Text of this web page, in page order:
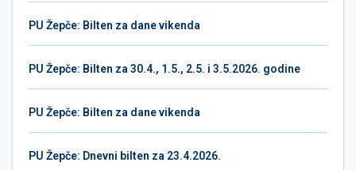
PU Žepče: Bilten za dane vikenda
PU Žepče: Bilten za 30.4., 1.5., 2.5. i 3.5.2026. godine
PU Žepče: Bilten za dane vikenda
PU Žepče: Dnevni bilten za 23.4.2026.